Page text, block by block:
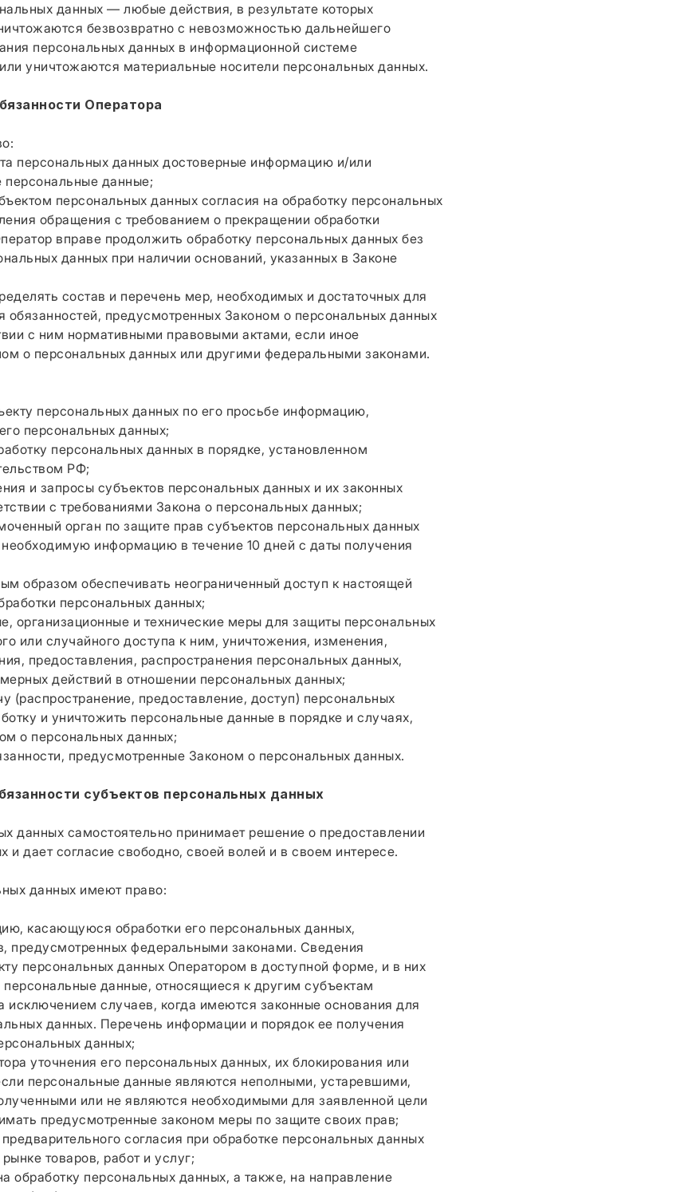
данных — любые действия, в результате которых
безвозвратно с невозможностью дальнейшего
персональных данных в информационной системе
уничтожаются материальные носители персональных данных.
Оператора
персональных данных достоверные информацию и/или
данные;
персональных данных согласия на обработку персональных
обращения с требованием о прекращении обработки
вправе продолжить обработку персональных данных без
данных при наличии оснований, указанных в Законе
состав и перечень мер, необходимых и достаточных для
обязанностей, предусмотренных Законом о персональных данных
с ним нормативными правовыми актами, если иное
о персональных данных или другими федеральными законами.
персональных данных по его просьбе информацию,
персональных данных;
персональных данных в порядке, установленном
РФ;
и запросы субъектов персональных данных и их законных
с требованиями Закона о персональных данных;
орган по защите прав субъектов персональных данных
необходимую информацию в течение 10 дней с даты получения
образом обеспечивать неограниченный доступ к настоящей
персональных данных;
и технические меры для защиты персональных
или случайного доступа к ним, уничтожения, изменения,
предоставления, распространения персональных данных,
действий в отношении персональных данных;
предоставление, доступ) персональных
и уничтожить персональные данные в порядке и случаях,
о персональных данных;
предусмотренные Законом о персональных данных.
субъектов персональных данных
данных самостоятельно принимает решение о предоставлении
и дает согласие свободно, своей волей и в своем интересе.
данных имеют право:
касающуюся обработки его персональных данных,
предусмотренных федеральными законами. Сведения
персональных данных Оператором в доступной форме, и в них
данные, относящиеся к другим субъектам
исключением случаев, когда имеются законные основания для
данных. Перечень информации и порядок ее получения
данных;
уточнения его персональных данных, их блокирования или
персональные данные являются неполными, устаревшими,
или не являются необходимыми для заявленной цели
предусмотренные законом меры по защите своих прав;
согласия при обработке персональных данных
товаров, работ и услуг;
персональных данных, а также, на направление